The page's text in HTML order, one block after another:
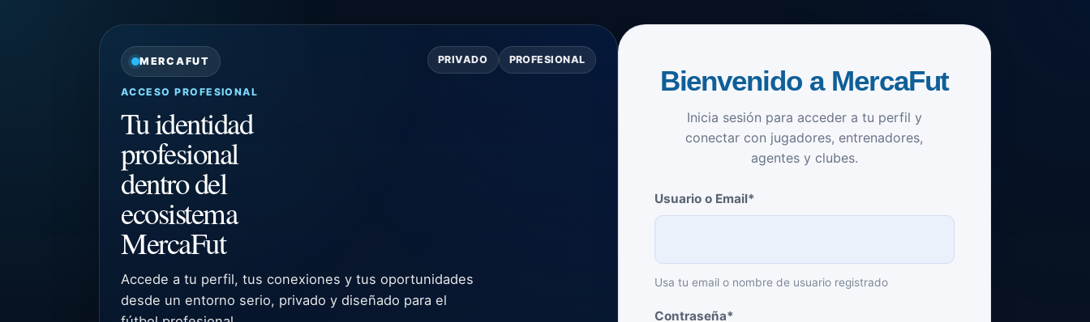
MERCAFUT PRIVADO PROFESIONAL
ACCESO PROFESIONAL
Tu identidad
profesional
dentro del
ecosistema
MercaFut
Accede a tu perfil, tus conexiones y tus oportunidades
desde un entorno serio, privado y diseñado para el
Bienvenido a MercaFut
Inicia sesión para acceder a tu perfil y
conectar con jugadores, entrenadores,
agentes y clubes.
Usuario o Email*
Usa tu email o nombre de usuario registrado
Contraseña*